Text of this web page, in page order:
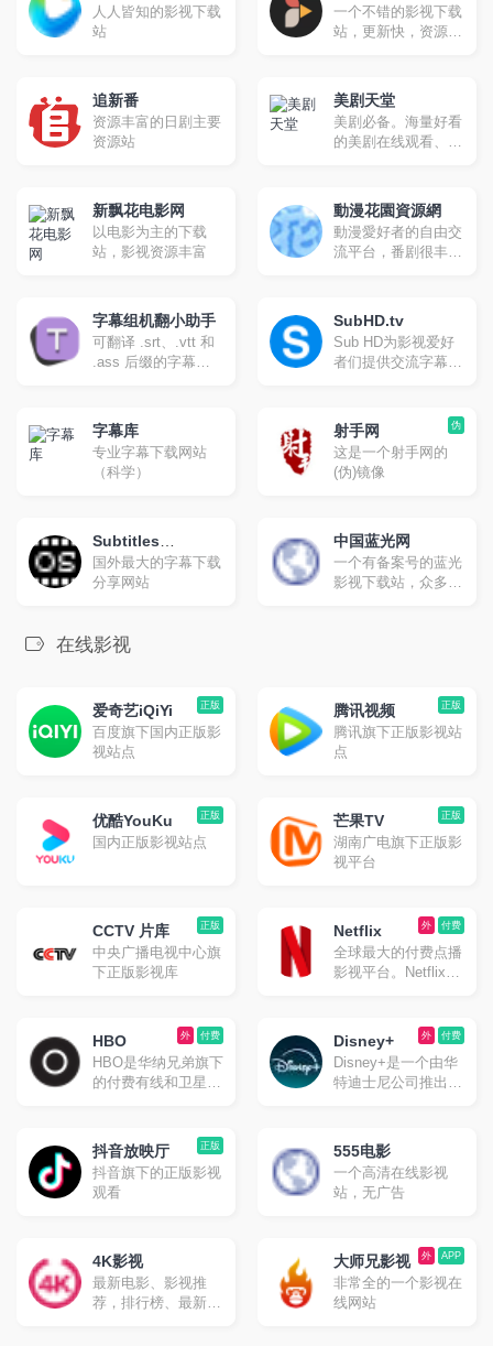
人人皆知的影视下载
站
一个不错的影视下载
站，更新快，资源
追新番
资源丰富的日剧主要
资源站
美剧天堂
美剧必备。海量好看
的美剧在线观看、最
新飘花电影网
以电影为主的下载
站，影视资源丰富
動漫花園資源網
動漫愛好者的自由交
流平台，番剧很丰
字幕组机翻小助手
可翻译 .srt、.vtt 和
.ass 后缀的字幕文
符，也可以使用您自
己的 API。
SubHD.tv
Sub HD为影视爱好
者们提供交流字幕的
字幕打分和评论，也
可以上传字幕与大家
分享。
字幕库
专业字幕下载网站
（科学）
伪
射手网
这是一个射手网的
(伪)镜像
Subtitles
Subtitles
国外最大的字幕下载
分享网站
中国蓝光网
一个有备案号的蓝光
影视下载站，众多新
在线影视
正版
爱奇艺iQiYi
百度旗下国内正版影
视站点
正版
腾讯视频
腾讯旗下正版影视站
点
正版
优酷YouKu
国内正版影视站点
正版
芒果TV
湖南广电旗下正版影
视平台
正版
CCTV 片库
中央广播电视中心旗
下正版影视库
付费
外
Netflix
全球最大的付费点播
影视平台。Netflix是
播的OTT服务公司。
付费
外
HBO
HBO是华纳兄弟旗下
的付费有线和卫星联
付费
外
Disney+
Disney+是一个由华
特迪士尼公司推出的
正版
抖音放映厅
抖音旗下的正版影视
观看
555电影
一个高清在线影视
站，无广告
4K影视
最新电影、影视推
荐，排行榜、最新美
APP
外
大师兄影视
非常全的一个影视在
线网站